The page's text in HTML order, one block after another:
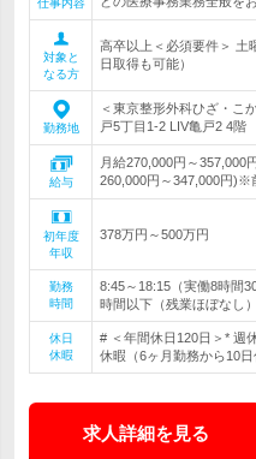
仕事内容
対象と
なる方
高卒以上＜必須要件＞ 土
日取得も可能）
勤務地
＜東京整形外科ひざ・こ
戸5丁目1‐2 LIV亀戸2 4階
給与
月給270,000円～
260,000円～347,000円)※
初年度
年収
378万円～500万円
勤務
時間
8:45～18:15（実働8時間
時間以下（残業ほぼなし）
休日
休暇
# ＜年間休日120日＞* 週
休暇（6ヶ月勤務から10日
求人詳細を見る